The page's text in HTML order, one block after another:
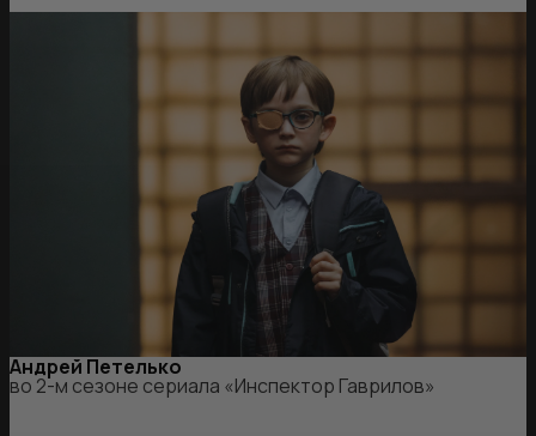
Андрей Петелько
во 2-м сезоне сериала «Инспектор Гаврилов»